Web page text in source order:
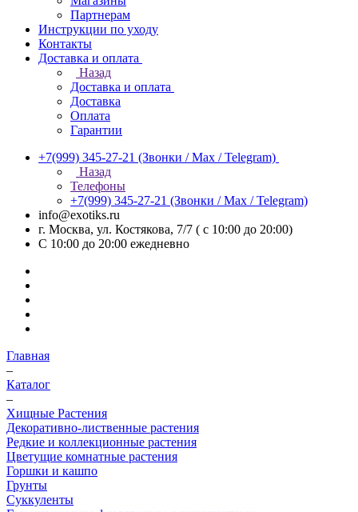
Партнерам
Инструкции по уходу
Контакты
Доставка и оплата
Назад
Доставка и оплата
Доставка
Оплата
Гарантии
+7(999) 345-27-21 (Звонки / Max / Telegram)
Назад
Телефоны
+7(999) 345-27-21 (Звонки / Max / Telegram)
info@exotiks.ru
г. Москва, ул. Костякова, 7/7 ( с 10:00 до 20:00)
С 10:00 до 20:00 ежедневно
Главная
–
Каталог
–
Хищные Растения
Декоративно-лиственные растения
Редкие и коллекционные растения
Цветущие комнатные растения
Горшки и кашпо
Грунты
Суккуленты